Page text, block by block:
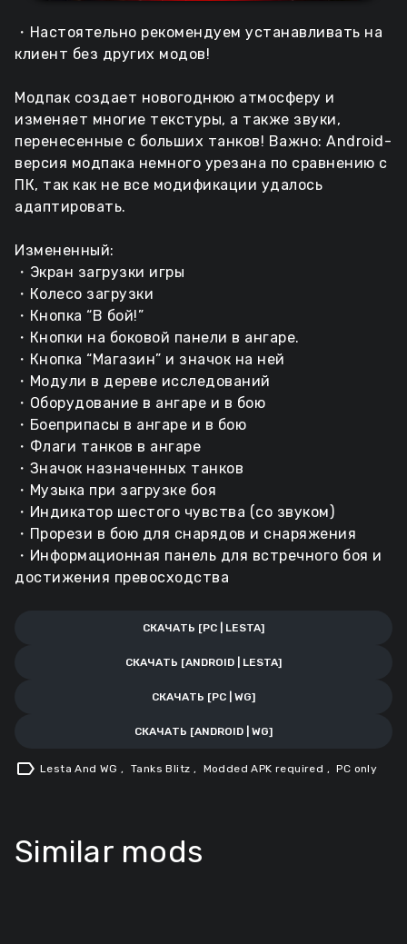
・Настоятельно рекомендуем устанавливать на
клиент без других модов!
Модпак создает новогоднюю атмосферу и
изменяет многие текстуры, а также звуки,
перенесенные с больших танков! Важно: Android-
версия модпака немного урезана по сравнению с
ПК, так как не все модификации удалось
адаптировать.
Измененный:
・Экран загрузки игры
・Колесо загрузки
・Кнопка “В бой!”
・Кнопки на боковой панели в ангаре.
・Кнопка “Магазин” и значок на ней
・Модули в дереве исследований
・Оборудование в ангаре и в бою
・Боеприпасы в ангаре и в бою
・Флаги танков в ангаре
・Значок назначенных танков
・Музыка при загрузке боя
・Индикатор шестого чувства (со звуком)
・Прорези в бою для снарядов и снаряжения
・Информационная панель для встречного боя и
достижения превосходства
СКАЧАТЬ [PC | LESTA]
СКАЧАТЬ [ANDROID | LESTA]
СКАЧАТЬ [PC | WG]
СКАЧАТЬ [ANDROID | WG]
label Lesta And WG, Tanks Blitz , Modded APK required , PC only
Similar mods